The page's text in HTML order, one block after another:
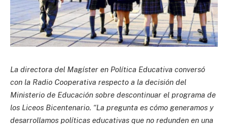
La directora del Magíster en Política Educativa conversó
con la Radio Cooperativa respecto a la decisión del
Ministerio de Educación sobre descontinuar el programa de
los Liceos Bicentenario. “La pregunta es cómo generamos y
desarrollamos políticas educativas que no redunden en una